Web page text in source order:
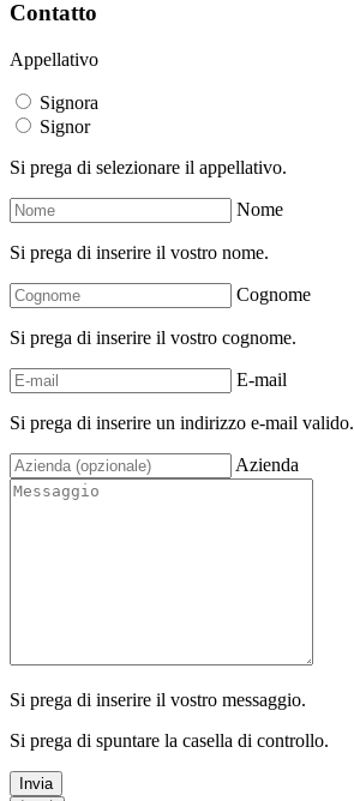
Contatto
Appellativo
Signora
Signor
Si prega di selezionare il appellativo.
Nome
Si prega di inserire il vostro nome.
Cognome
Si prega di inserire il vostro cognome.
E-mail
Si prega di inserire un indirizzo e-mail valido.
Azienda
Si prega di inserire il vostro messaggio.
Si prega di spuntare la casella di controllo.
Invia